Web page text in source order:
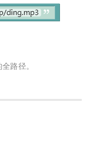
路径。